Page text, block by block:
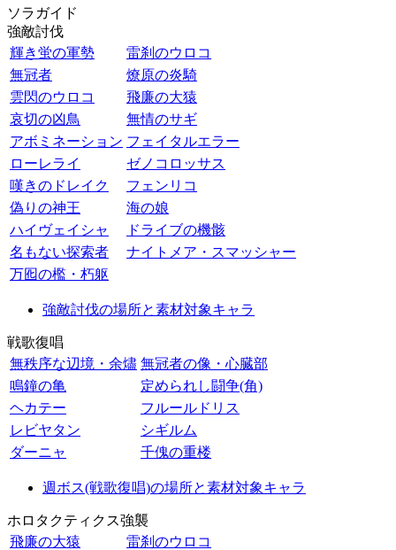
ソラガイド
強敵討伐
輝き蛍の軍勢
雷刹のウロコ
無冠者
燎原の炎騎
雲閃のウロコ
飛廉の大猿
哀切の凶鳥
無情のサギ
アボミネーション フェイタルエラー
ローレライ
ゼノコロッサス
嘆きのドレイク
フェンリコ
偽りの神王
海の娘
ハイヴェイシャ
ドライブの機骸
名もない探索者
ナイトメア・スマッシャー
万囮の檻・朽躯
強敵討伐の場所と素材対象キャラ
戦歌復唱
無秩序な辺境・余燼 無冠者の像・心臓部
鳴鐘の亀
定められし闘争(角)
ヘカテー
フルールドリス
レビヤタン
シギルム
ダーニャ
千傀の重楼
週ボス(戦歌復唱)の場所と素材対象キャラ
ホロタクティクス強襲
飛廉の大猿
雷刹のウロコ